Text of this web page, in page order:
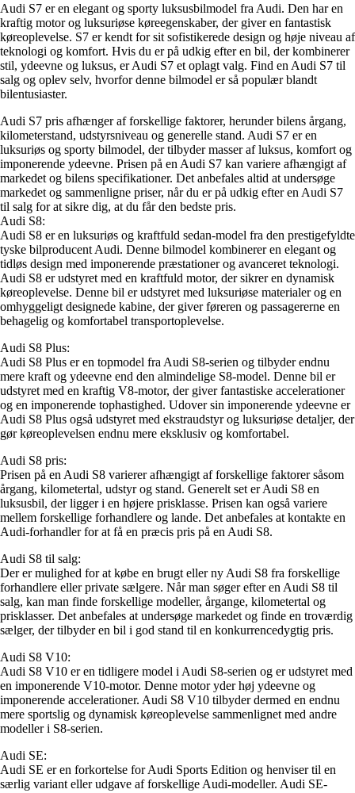
Audi S7 er en elegant og sporty luksusbilmodel fra Audi. Den har en
kraftig motor og luksuriøse køreegenskaber, der giver en fantastisk
køreoplevelse. S7 er kendt for sit sofistikerede design og høje niveau af
teknologi og komfort. Hvis du er på udkig efter en bil, der kombinerer
stil, ydeevne og luksus, er Audi S7 et oplagt valg. Find en Audi S7 til
salg og oplev selv, hvorfor denne bilmodel er så populær blandt
bilentusiaster.
Audi S7 pris afhænger af forskellige faktorer, herunder bilens årgang,
kilometerstand, udstyrsniveau og generelle stand. Audi S7 er en
luksuriøs og sporty bilmodel, der tilbyder masser af luksus, komfort og
imponerende ydeevne. Prisen på en Audi S7 kan variere afhængigt af
markedet og bilens specifikationer. Det anbefales altid at undersøge
markedet og sammenligne priser, når du er på udkig efter en Audi S7
til salg for at sikre dig, at du får den bedste pris.
Audi S8:
Audi S8 er en luksuriøs og kraftfuld sedan-model fra den prestigefyldte
tyske bilproducent Audi. Denne bilmodel kombinerer en elegant og
tidløs design med imponerende præstationer og avanceret teknologi.
Audi S8 er udstyret med en kraftfuld motor, der sikrer en dynamisk
køreoplevelse. Denne bil er udstyret med luksuriøse materialer og en
omhyggeligt designede kabine, der giver føreren og passagererne en
behagelig og komfortabel transportoplevelse.
Audi S8 Plus:
Audi S8 Plus er en topmodel fra Audi S8-serien og tilbyder endnu
mere kraft og ydeevne end den almindelige S8-model. Denne bil er
udstyret med en kraftig V8-motor, der giver fantastiske accelerationer
og en imponerende tophastighed. Udover sin imponerende ydeevne er
Audi S8 Plus også udstyret med ekstraudstyr og luksuriøse detaljer, der
gør køreoplevelsen endnu mere eksklusiv og komfortabel.
Audi S8 pris:
Prisen på en Audi S8 varierer afhængigt af forskellige faktorer såsom
årgang, kilometertal, udstyr og stand. Generelt set er Audi S8 en
luksusbil, der ligger i en højere prisklasse. Prisen kan også variere
mellem forskellige forhandlere og lande. Det anbefales at kontakte en
Audi-forhandler for at få en præcis pris på en Audi S8.
Audi S8 til salg:
Der er mulighed for at købe en brugt eller ny Audi S8 fra forskellige
forhandlere eller private sælgere. Når man søger efter en Audi S8 til
salg, kan man finde forskellige modeller, årgange, kilometertal og
prisklasser. Det anbefales at undersøge markedet og finde en troværdig
sælger, der tilbyder en bil i god stand til en konkurrencedygtig pris.
Audi S8 V10:
Audi S8 V10 er en tidligere model i Audi S8-serien og er udstyret med
en imponerende V10-motor. Denne motor yder høj ydeevne og
imponerende accelerationer. Audi S8 V10 tilbyder dermed en endnu
mere sportslig og dynamisk køreoplevelse sammenlignet med andre
modeller i S8-serien.
Audi SE:
Audi SE er en forkortelse for Audi Sports Edition og henviser til en
særlig variant eller udgave af forskellige Audi-modeller. Audi SE-